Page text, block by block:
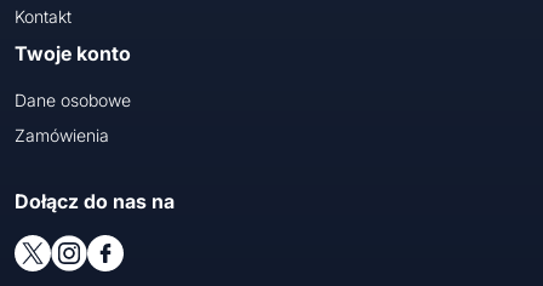
Kontakt
Twoje konto
Dane osobowe
Zamówienia
Dołącz do nas na